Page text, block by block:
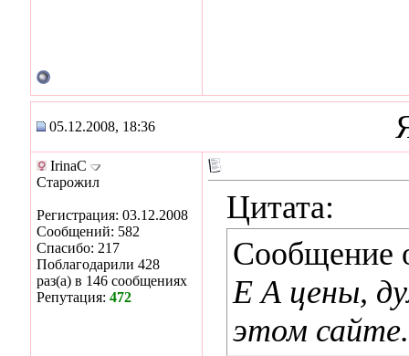
05.12.2008, 18:36
IrinaC
Старожил
Регистрация: 03.12.2008
Сообщений: 582
Спасибо: 217
Поблагодарили 428
раз(а) в 146 сообщениях
Репутация: 472
Цитата:
Сообщение
Е А цены,
этом